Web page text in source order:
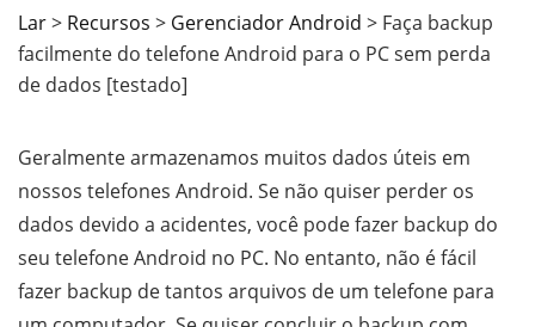
Lar> Recursos > Gerenciador Android > Faça backup
facilmente do telefone Android para o PC sem perda
de dados [testado]
Geralmente armazenamos muitos dados úteis em
nossos telefones Android. Se não quiser perder os
dados devido a acidentes, você pode fazer backup do
seu telefone Android no PC. No entanto, não é fácil
fazer backup de tantos arquivos de um telefone para